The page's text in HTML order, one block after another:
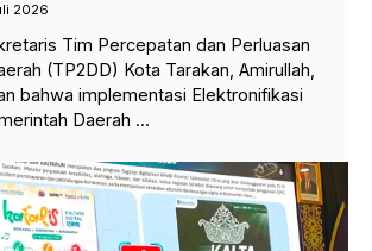
2026
Tim Percepatan dan Perluasan
(TP2DD) Kota Tarakan, Amirullah,
bahwa implementasi Elektronifikasi
Daerah ...